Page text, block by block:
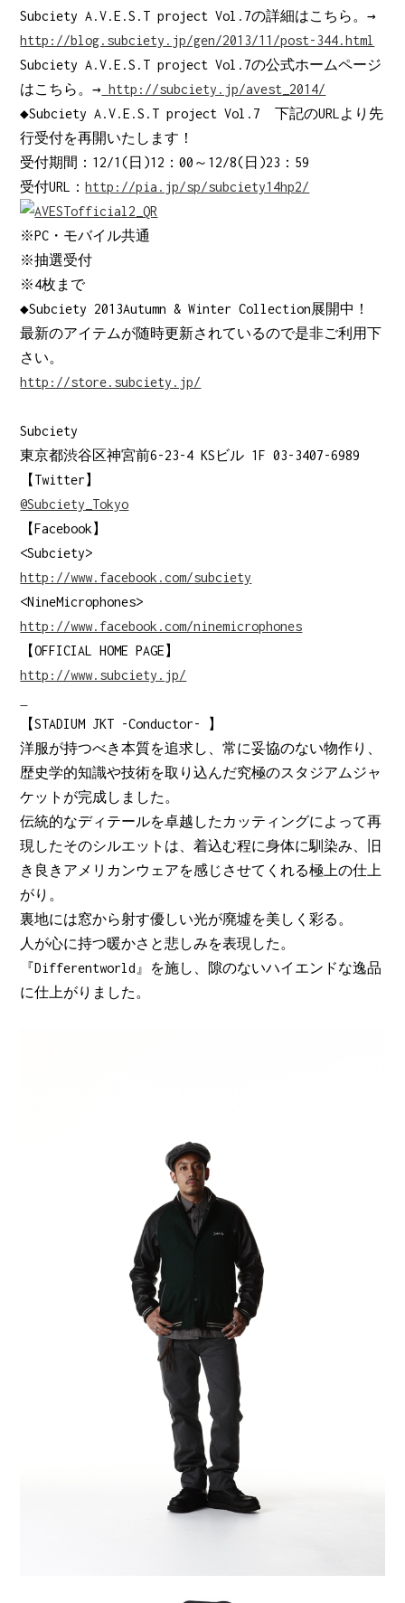
Subciety A.V.E.S.T project Vol.7の詳細はこちら。→
http://blog.subciety.jp/gen/2013/11/post-344.html
Subciety A.V.E.S.T project Vol.7の公式ホームページ
はこちら。→ http://subciety.jp/avest_2014/
◆Subciety A.V.E.S.T project Vol.7 下記のURLより先
行受付を再開いたします！
受付期間：12/1(日)12：00～12/8(日)23：59
受付URL：http://pia.jp/sp/subciety14hp2/
※PC・モバイル共通
※抽選受付
※4枚まで
◆Subciety 2013Autumn & Winter Collection展開中！
最新のアイテムが随時更新されているので是非ご利用下
さい。
http://store.subciety.jp/
Subciety
東京都渋谷区神宮前6-23-4 KSビル 1F 03-3407-6989
【Twitter】
@Subciety_Tokyo
【Facebook】
<Subciety>
http://www.facebook.com/subciety
<NineMicrophones>
http://www.facebook.com/ninemicrophones
【OFFICIAL HOME PAGE】
http://www.subciety.jp/
【STADIUM JKT -Conductor- 】
洋服が持つべき本質を追求し、常に妥協のない物作り、
歴史学的知識や技術を取り込んだ究極のスタジアムジャ
ケットが完成しました。
伝統的なディテールを卓越したカッティングによって再
現したそのシルエットは、着込む程に身体に馴染み、旧
き良きアメリカンウェアを感じさせてくれる極上の仕上
がり。
裏地には窓から射す優しい光が廃墟を美しく彩る。
人が心に持つ暖かさと悲しみを表現した。
『Differentworld』を施し、隙のないハイエンドな逸品
に仕上がりました。